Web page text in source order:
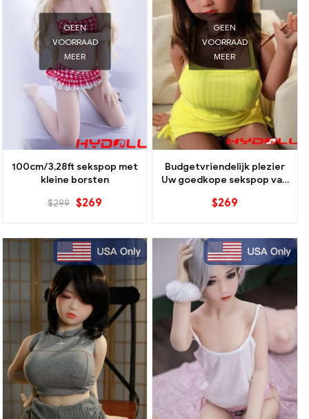
GEEN
VOORRAAD
MEER
100cm/3,28ft sekspop met
kleine borsten
$299 $269
GEEN
VOORRAAD
MEER
Budgetvriendelijk plezier
Uw goedkope sekspop van
$269